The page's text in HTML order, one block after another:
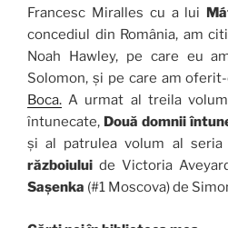
Francesc Miralles cu a lui
concediul din România, am
Noah Hawley, pe care eu
Solomon, și pe care am
Boca. A urmat al treila
întunecate, Două domnii
și al patrulea volum al seria
războiuluide Victoria
Sașenka (#1 Moscova) de